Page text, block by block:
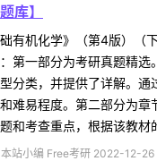
库】
有机化学》（第4版）（
第一部分为考研真题精选
分类，并提供了详解。通
难易程度。第二部分为章
和考查重点，根据该教材
本站小编 Free考研 2022-12-26